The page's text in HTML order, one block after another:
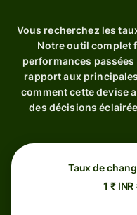
Vous recherchez les
Notre outil complet
performances
rapport aux
comment cette devise
des décisions
Taux de
1 ₹